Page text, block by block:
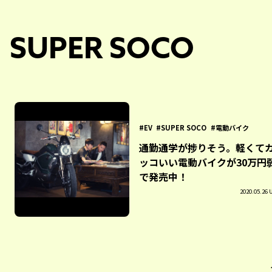
SUPER SOCO
EV SUPER SOCO 電動バイク
通勤通学が捗りそう。軽くて
ッコいい電動バイクが30万円
で発売中！
2020.05.26